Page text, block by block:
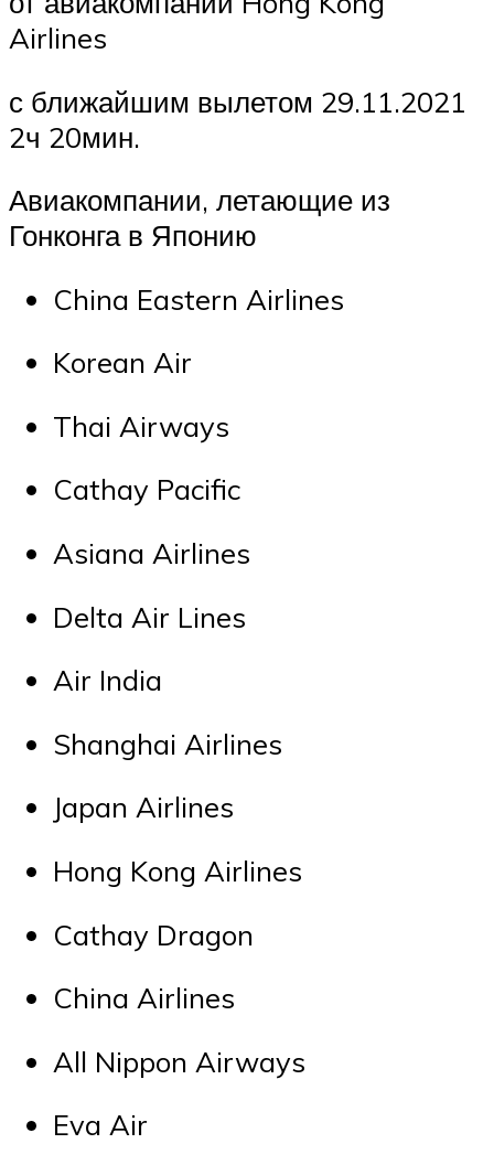
Airlines
с ближайшим вылетом 29.11.2021
2ч 20мин.
Авиакомпании, летающие из
Гонконга в Японию
China Eastern Airlines
Korean Air
Thai Airways
Cathay Pacific
Asiana Airlines
Delta Air Lines
Air India
Shanghai Airlines
Japan Airlines
Hong Kong Airlines
Cathay Dragon
China Airlines
All Nippon Airways
Eva Air